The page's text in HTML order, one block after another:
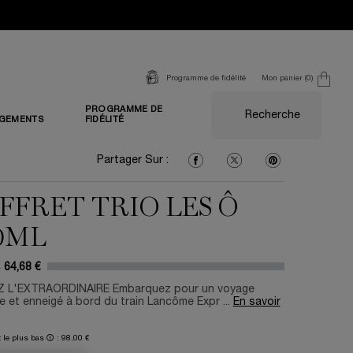
Programme de fidélité
Mon panier 0
0 produit
PROGRAMME DE
FIDÉLITÉ
Recherche
Partager Sur : Partager Sur : Facebook
Partager Sur : Twitter
Partager Sur :
TRIO LES Ô
prix
64,68 €
L'EXTRAORDINAIRE Embarquez pour un voyage
et enneigé à bord du train Lancôme Expr ... En savoir
le plus bas 🛈 : 98,00 €